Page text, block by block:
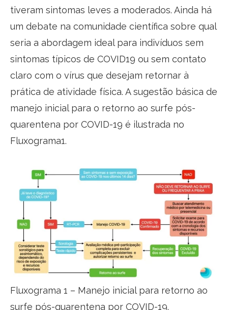
tiveram sintomas leves a moderados. Ainda há
um debate na comunidade científica sobre qual
seria a abordagem ideal para indivíduos sem
sintomas típicos de COVID19 ou sem contato
claro com o vírus que desejam retornar à
prática de atividade física. A sugestão básica de
manejo inicial para o retorno ao surfe pós-
quarentena por COVID-19 é ilustrada no
Fluxograma1.
Fluxograma 1 – Manejo inicial para retorno ao
surfe pós-quarentena por COVID-19.